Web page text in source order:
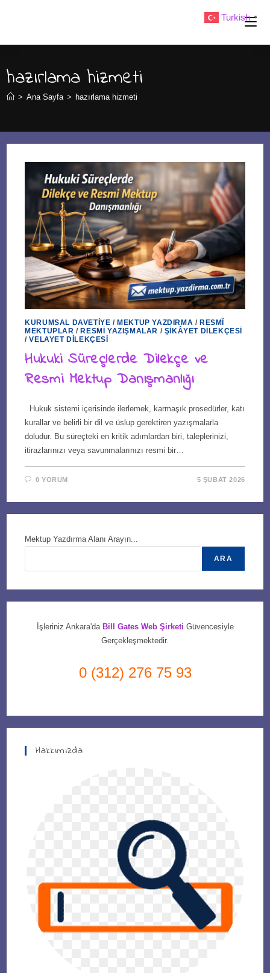
hazırlama hizmeti
> Ana Sayfa > hazırlama hizmeti
KURUMSAL DAVETIYE /MEKTUP YAZDIRMA /RESMÎ
MEKTUPLAR /RESMI YAZIŞMALAR / ŞIKÂYET DILEKÇESI
/VELAYET DILEKÇESI
Hukuki Süreçlerde Dilekçe ve
Resmi Mektup Danışmanlığı
Hukuk sistemi içerisinde ilerlemek, karmaşık prosedürler, katı
kurallar ve belirli bir dil ve üslup gerektiren yazışmalarla
doludur. Bu süreçteki en kritik adımlardan biri, taleplerinizi,
itirazlarınızı veya savunmalarınızı resmi bir…
0 YORUM 5 ŞUBAT 2026
Mektup Yazdırma Alanı Arayın...
ARA
İşleriniz Ankara'da Bill Gates Web Şirketi Güvencesiyle
Gerçekleşmektedir.
0 (312) 276 75 93
Hakkımızda
Turkish ▼